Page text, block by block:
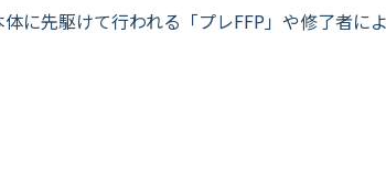
に先駆けて行われる「プレFFP」や修了者に